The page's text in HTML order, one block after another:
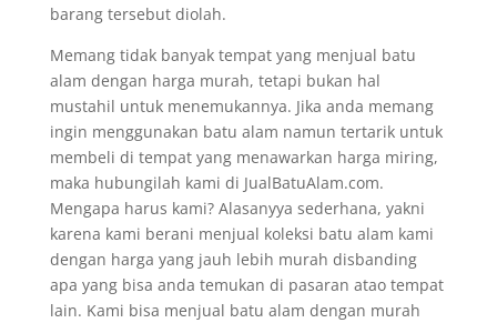
barang tersebut diolah.
Memang tidak banyak tempat yang menjual batu
alam dengan harga murah, tetapi bukan hal
mustahil untuk menemukannya. Jika anda memang
ingin menggunakan batu alam namun tertarik untuk
membeli di tempat yang menawarkan harga miring,
maka hubungilah kami di JualBatuAlam.com.
Mengapa harus kami? Alasanyya sederhana, yakni
karena kami berani menjual koleksi batu alam kami
dengan harga yang jauh lebih murah disbanding
apa yang bisa anda temukan di pasaran atao tempat
lain. Kami bisa menjual batu alam dengan murah